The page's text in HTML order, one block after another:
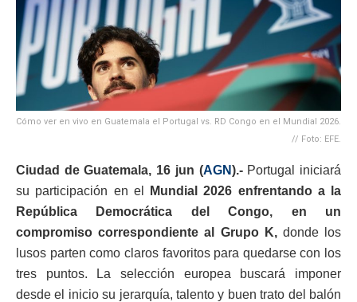
Cómo ver en vivo en Guatemala el Portugal vs. RD Congo en el Mundial 2026.
// Foto: EFE.
Ciudad de Guatemala, 16 jun (AGN).- Portugal iniciará
su participación en el
Mundial 2026 enfrentando a la
República Democrática del Congo, en un
compromiso correspondiente al Grupo K,donde los
lusos parten como claros favoritos para quedarse con los
tres puntos. La selección europea buscará imponer
desde el inicio su jerarquía, talento y buen trato del balón